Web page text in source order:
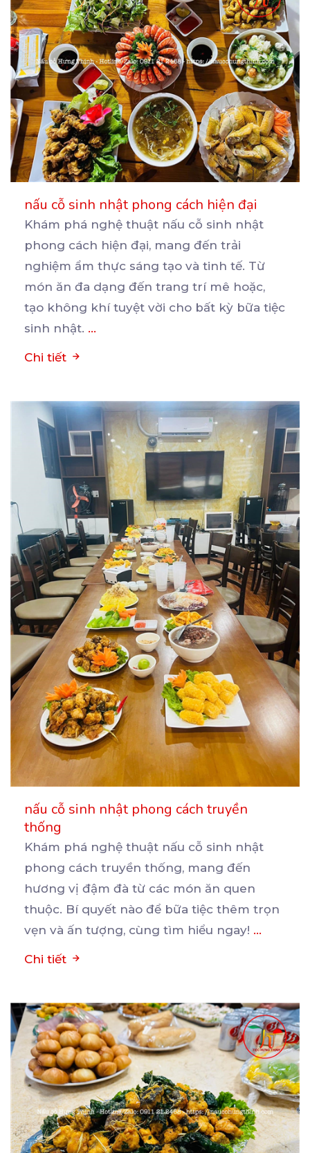
nấu cỗ sinh nhật phong cách hiện đại
Khám phá nghệ thuật nấu cỗ sinh nhật
phong cách hiện đại, mang đến trải
nghiệm ẩm thực sáng tạo và tinh tế. Từ
món ăn đa dạng đến trang trí mê hoặc,
tạo không khí tuyệt vời cho bất kỳ bữa tiệc
sinh nhật. ...
Chi tiết
nấu cỗ sinh nhật phong cách truyền
thống
Khám phá nghệ thuật nấu cỗ sinh nhật
phong cách truyền thống, mang đến
hương vị đậm đà từ các món ăn quen
thuộc. Bí quyết nào để bữa tiệc thêm trọn
vẹn và ấn tượng, cùng tìm hiểu ngay! ...
Chi tiết